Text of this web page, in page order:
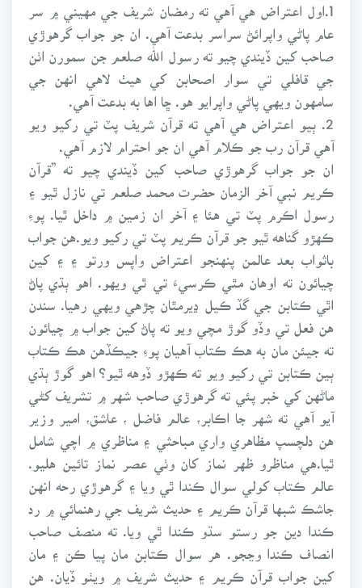
1.اول اعتراض هي آهي ته رمضان شريف جي مهيني ۾ سر
عام پاڻي واپرائڻ سراسر بدعت آهي. ان جو جواب گرهوڙي
صاحب کين ڏيندي چيو ته رسول الله صلعم جن سمورن اٺن
جي قافلي تي سوار اصحابن کي هيٺ لاهي انهن جي
سامهون ويهي پاڻي واپرايو هو. ڇا اها به بدعت آهي.
2. ٻيو اعتراض هي آهي ته قرآن شريف پٽ تي رکيو ويو
آهي قرآن رب جو ڪلام آهي ان جو احترام لازم آهي.
ان جو جواب گرهوڙي صاحب کين ڏيندي چيو ته ”قرآن
ڪريم نبي آخر الزمان حضرت محمد صلعم تي نازل ٿيو ۽
رسول اڪرم پٽ تي هئا ۽ آخر ان زمين ۾ داخل ٿيا. پوءِ
ڪهڙو گناهه ٿيو جو قرآن ڪريم پٽ تي رکيو ويو.هن جواب
باثواب بعد عالمن پنهنجو اعتراض واپس ورتو ۽ ۽ کين
چيائون ته اوهان مٿي ڪرسيءَ تي ٿي ويهو. اهو ٻڌي پاڻ
اٿي ڪتابن جي گڏ ڪيل ڍيرمٿان چڙهي ويهي رهيا. سندن
هن فعل تي وڏو گوڙ مچي ويو ته پاڻ کين جواب ۾ چيائون
ته جيئن مان به هڪ ڪتاب آهيان پوءِ جيڪڏهن هڪ ڪتاب
ٻين ڪتابن تي رکيو ويو ته ڪهڙو ڏوهه ٿيو؟ اهو گوڙ ٻڌي
ماڻهن کي خبر پئي ته گرهوڙي صاحب شهر ۾ تشريف کڻي
آيو آهي ته شهر جا اڪابر، عالم فاضل ، عاشق، امير وزير
هن دلچسپ مظاهري واري مباحثي ۽ مناظري ۾ اچي شامل
ٿيا.هي مناظرو ظهر نماز کان وٺي عصر نماز تائين هليو.
عالم ڪتاب کولي سوال ڪندا ٿي ويا ۽ گرهوڙي رحه انهن
جاشڪ شبها قرآن ڪريم ۽ حديث شريف جي رهنمائي ۾ رد
ڪندا دين جو رستو سڌو ڪندا ٿي ويا. ته منصف صاحب
انصاف ڪندا وڃجو. هر سوال ڪتابن مان پيا ڪن ۽ مان
کين جواب قرآن ڪريم ۽ حديث شريف ۾ ويٺو ڏيان. هن